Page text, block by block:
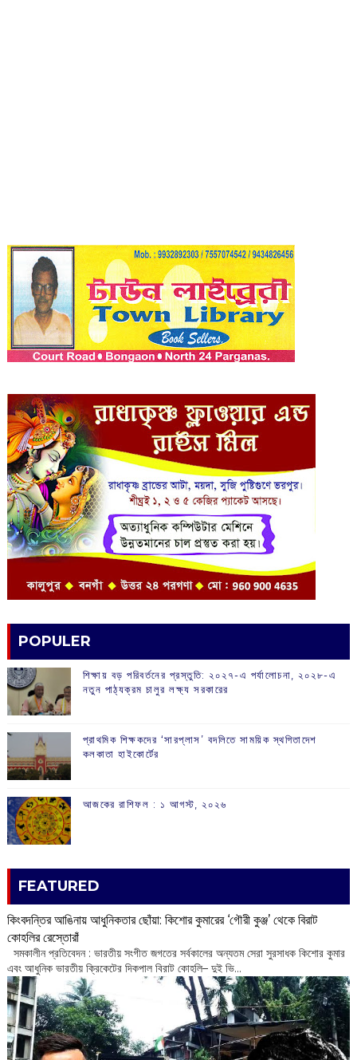
POPULER
শিক্ষায় বড় পরিবর্তনের প্রস্তুতি: ২০২৭-এ পর্যালোচনা, ২০২৮-এ
নতুন পাঠ্যক্রম চালুর লক্ষ্য সরকারের
প্রাথমিক শিক্ষকদের ‘সারপ্লাস’ বদলিতে সাময়িক স্থগিতাদেশ
কলকাতা হাইকোর্টের
আজকের রাশিফল :‌ ‌‌১ আগস্ট, ২০২৬
FEATURED
কিংবদন্তির আঙিনায় আধুনিকতার ছোঁয়া: কিশোর কুমারের ‘গৌরী কুঞ্জ’ থেকে বিরাট
কোহলির রেস্তোরাঁ
‌ সমকালীন প্রতিবেদন : ভারতীয় সংগীত জগতের সর্বকালের অন্যতম সেরা সুরসাধক কিশোর কুমার
এবং আধুনিক ভারতীয় ক্রিকেটের দিকপাল বিরাট কোহলি– ‌দুই ভি...